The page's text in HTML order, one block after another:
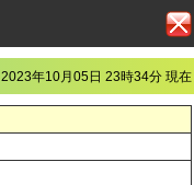
2023年10月05日 23時34分 現在